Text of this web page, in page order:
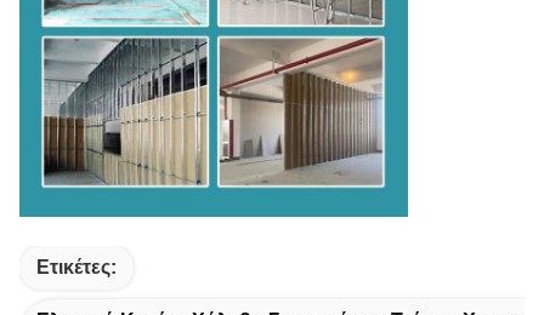
Ετικέτες: